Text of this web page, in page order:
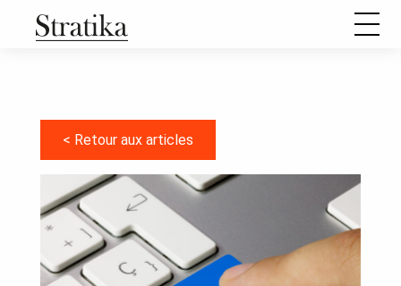
projet stratégique ?
Nos formations
< Retour aux articles